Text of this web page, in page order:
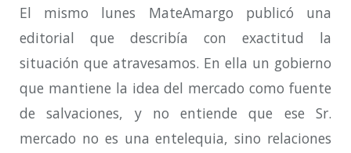
El mismo lunes MateAmargo publicó una
editorial que describía con exactitud la
situación que atravesamos. En ella un gobierno
que mantiene la idea del mercado como fuente
de salvaciones, y no entiende que ese Sr.
mercado no es una entelequia, sino relaciones